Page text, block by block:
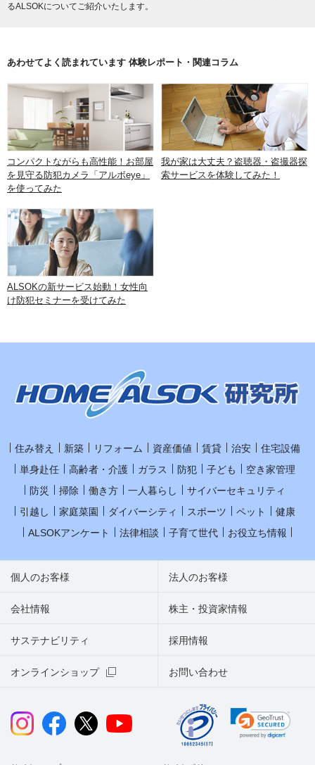
るALSOKについてご紹介いたします。
あわせてよく読まれています 体験レポート・関連コラム
コンパクトながらも高性能！お部屋
を見守る防犯カメラ「アルボeye」
を使ってみた
我が家は大丈夫？盗聴器・盗撮器探
索サービスを体験してみた！
ALSOKの新サービス始動！女性向
け防犯セミナーを受けてみた
住み替え 新築 リフォーム 資産価値 賃貸 治安
住宅設備
単身赴任
高齢者・介護 ガラス 防犯 子ども
空き家管理
防災
掃除 働き方 一人暮らし
サイバーセキュリティ
引越し
家庭菜園 ダイバーシティ スポーツ ペット
健康
ALSOKアンケート
法律相談 子育て世代 お役立ち情報
個人のお客様 法人のお客様
会社情報 株主・投資家情報
サステナビリティ
オンラインショップ お問い合わせ
採用情報